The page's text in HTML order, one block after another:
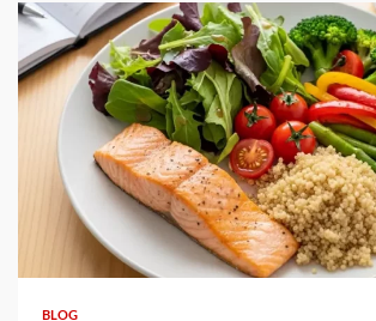
3 min read
BLOG